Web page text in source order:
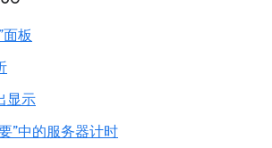
面板
显示
”中的服务器计时